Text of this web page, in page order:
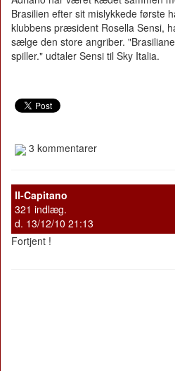
Brasilien efter sit mislykkede første
klubbens præsident Rosella Sensi,
sælge den store angriber.
spiller." udtaler Sensi til Sky Italia.
3 kommentarer
II-Capitano
321 indlæg.
d. 13/12/10 21:13
Fortjent !